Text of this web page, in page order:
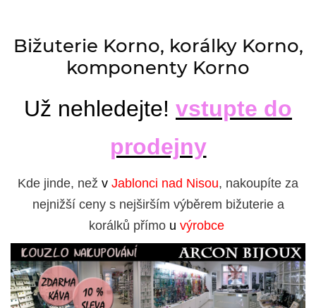
Bižuterie Korno, korálky Korno,
komponenty Korno
Už nehledejte! vstupte do
prodejny
Kde jinde, než v Jablonci nad Nisou, nakoupíte za
nejnižší ceny s nejširším výběrem bižuterie a
korálků přímo u výrobce